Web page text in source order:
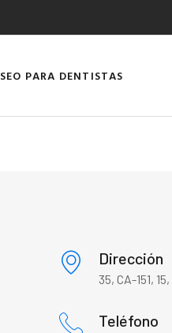
SEO PARA DENTISTAS
Dirección
35, CA-151,
Teléfono